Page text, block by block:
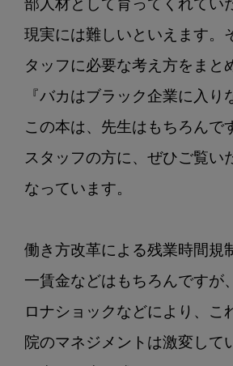
部人材として育ってくれてい
現実には難しいといえます。
タッフに必要な考え方をまと
『バカはブラック企業に入り
この本は、先生はもちろんで
スタッフの方に、ぜひご覧い
なっています。
働き方改革による残業時間規
一賃金などはもちろんですが
ロナショックなどにより、こ
院のマネジメントは激変して